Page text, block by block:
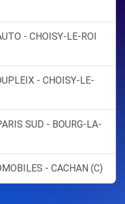
- CHOISY-LE-ROI
- CHOISY-LE-
SUD - BOURG-LA-
- CACHAN (C)